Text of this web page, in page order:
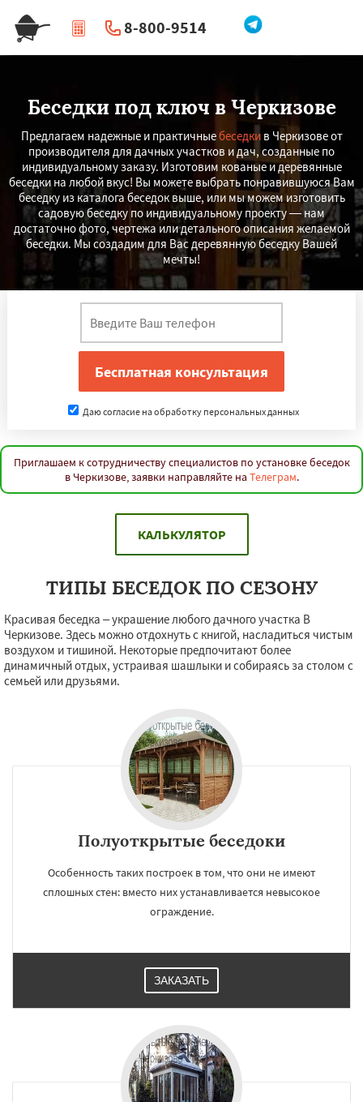
8-800-9514
| Перезвоните мне
Беседки под ключ в Черкизове
Предлагаем надежные и практичныебеседкив Черкизове от
производителя для дачных участков и дач, созданные по
индивидуальному заказу. Изготовим кованые и деревянные
беседки на любой вкус! Вы можете выбрать понравившуюся Вам
беседку из каталога беседок выше, или мы можем изготовить
садовую беседку по индивидуальному проекту — нам
достаточно фото, чертежа или детального описания желаемой
беседки. Мы создадим для Вас деревянную беседку Вашей
мечты!
Даю согласие на обработку персональных данных
Приглашаем к сотрудничеству специалистов по установке беседок
в Черкизове, заявки направляйте на Телеграм.
КАЛЬКУЛЯТОР
ТИПЫ БЕСЕДОК ПО СЕЗОНУ
Красивая беседка – украшение любого дачного участка В
Черкизове. Здесь можно отдохнуть с книгой, насладиться чистым
воздухом и тишиной. Некоторые предпочитают более
динамичный отдых, устраивая шашлыки и собираясь за столом с
семьей или друзьями.
Полуоткрытые беседоки
Особенность таких построек в том, что они не имеют
сплошных стен: вместо них устанавливается невысокое
ограждение.
ЗАКАЗАТЬ